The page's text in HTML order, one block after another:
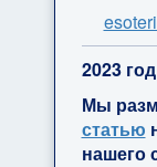
2023 год
Мы
статью
нашего